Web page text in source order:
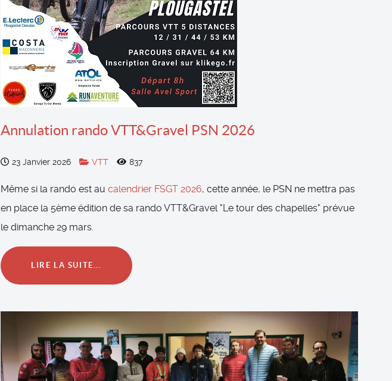
Annulation rando VTT&Gravel PSN 2026
23 Janvier 2026 VTT 837
Même si la rando est au calendrier FSGT 2026, cette année, le PSN ne mettra pas
en place la 5ème édition de sa rando VTT&Gravel "Le tour des chapelles" prévue
le dimanche 29 mars.
LIRE LA SUITE...